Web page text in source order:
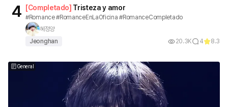
4 [Completado] Tristeza y amor
#Romance #RomanceEnLaOficina #RomanceCompletado
혜정양
Jeonghan
20.3K 4 8.3
General